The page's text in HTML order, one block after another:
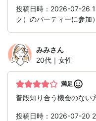
投稿日時：2026-07-26
ク）のパーティーに参加）
みみさん
20代｜女性
満足
普段知り合う機会のない
投稿日時：2026-07-20